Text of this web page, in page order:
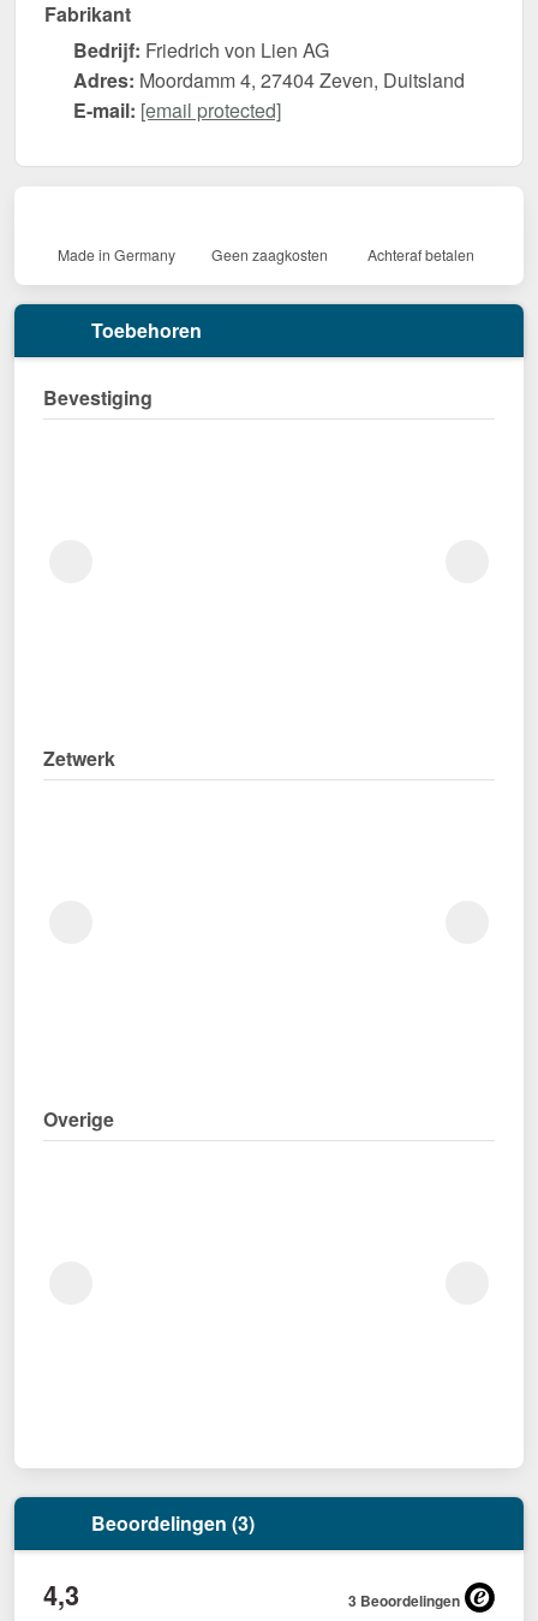
Fabrikant
Bedrijf: Friedrich von Lien AG
Adres: Moordamm 4, 27404 Zeven, Duitsland
E-mail: [email protected]
Made in Germany Geen zaagkosten Achteraf betalen
Toebehoren
Bevestiging
Zetwerk
Overige
Beoordelingen (3)
4,3 3 Beoordelingen